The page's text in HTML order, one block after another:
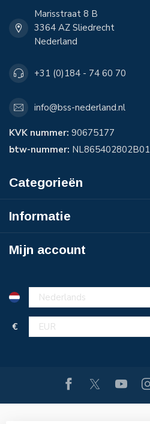
Marisstraat 8 B
3364 AZ Sliedrecht
Nederland
+31 (0)184 - 74 60 70
info@bss-nederland.nl
KVK nummer: 90675177
btw-nummer: NL865402802B01
Categorieën
Informatie
Mijn account
€